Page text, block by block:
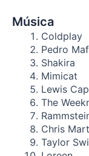
Música
Coldplay
Pedro
Shakira
Mimicat
Lewis
The
Chris
Taylor